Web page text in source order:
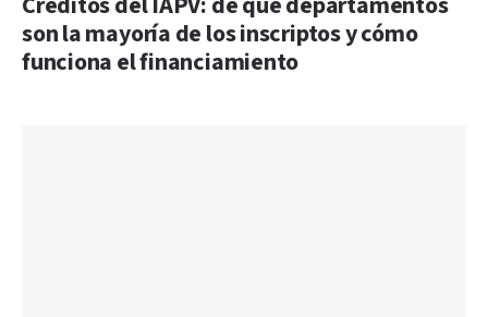
son la mayoría de los inscriptos y cómo
funciona el financiamiento